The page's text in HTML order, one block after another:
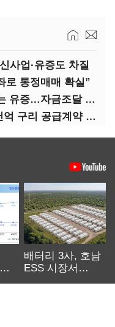
사업·유증도 차질
로 통정매매 확실”
AP헬스케어, 투자자 설득 없는 유증…자금조달 ‘빨간불’
캐리, UAE 현지기업과 1조3천억 구리 공급계약 체결
배터리 3사, 호남
ESS 시장서